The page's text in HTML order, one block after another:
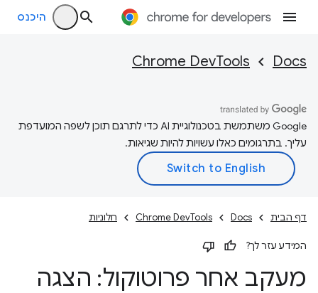
היכנס
Docs
Chrome DevTools
‫Google משתמשת בטכנולוגיית AI כדי לתרגם תוכן לשפה המועדפת
עליך. בתרגומים כאלו עשויות להיות שגיאות.
דף הבית Docs
Chrome DevTools חלוניות
המידע עזר לך?
מעקב אחר פרוטוקול: הצגה